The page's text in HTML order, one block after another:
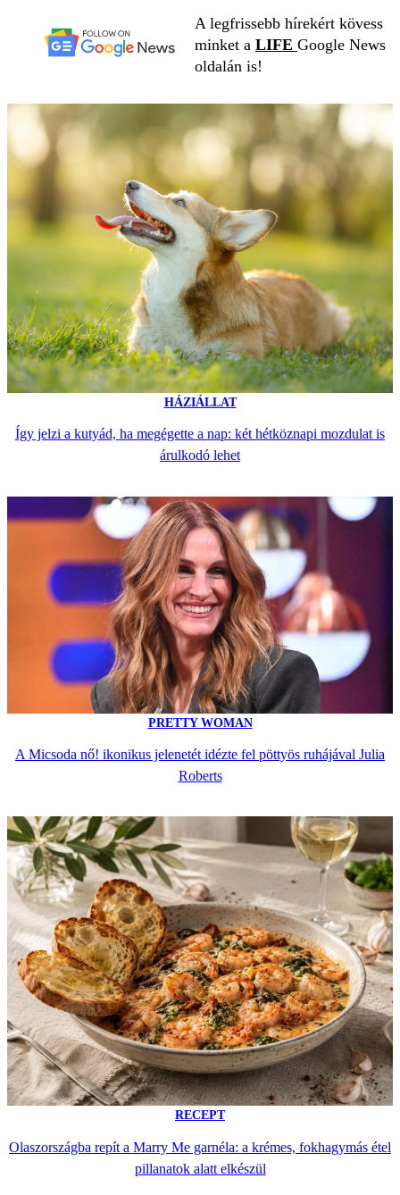
A legfrissebb hírekért kövess
minket a LIFE Google News
oldalán is!
HÁZIÁLLAT
Így jelzi a kutyád, ha megégette a nap: két hétköznapi mozdulat is
árulkodó lehet
PRETTY WOMAN
A Micsoda nő! ikonikus jelenetét idézte fel pöttyös ruhájával Julia
Roberts
RECEPT
Olaszországba repít a Marry Me garnéla: a krémes, fokhagymás étel
pillanatok alatt elkészül